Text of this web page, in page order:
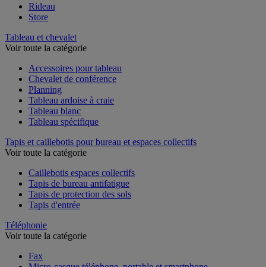
Rideau
Store
Tableau et chevalet
Voir toute la catégorie
Accessoires pour tableau
Chevalet de conférence
Planning
Tableau ardoise à craie
Tableau blanc
Tableau spécifique
Tapis et caillebotis pour bureau et espaces collectifs
Voir toute la catégorie
Caillebotis espaces collectifs
Tapis de bureau antifatigue
Tapis de protection des sols
Tapis d'entrée
Téléphonie
Voir toute la catégorie
Fax